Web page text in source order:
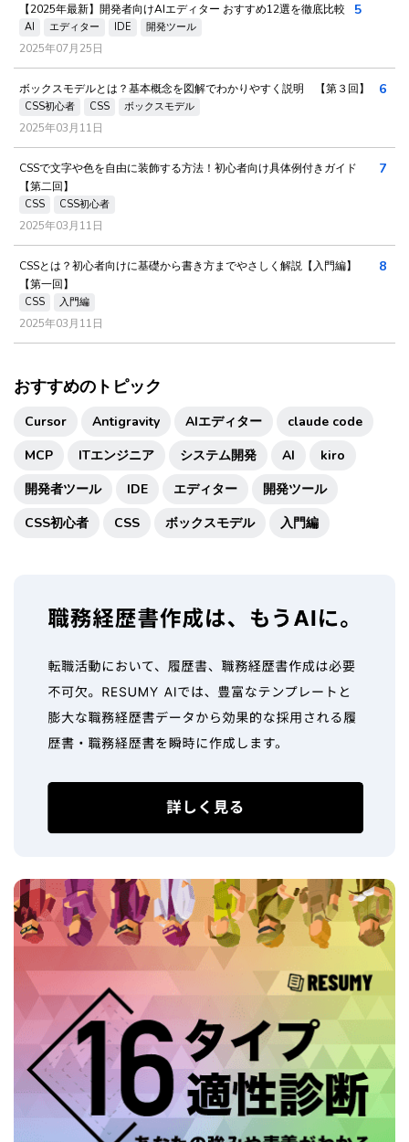
【2025年最新】開発者向けAIエディター おすすめ12選を徹底比較
AI エディター IDE 開発ツール
2025年07月25日
5
ボックスモデルとは？基本概念を図解でわかりやすく説明 【第３回】
CSS初心者 CSS ボックスモデル
2025年03月11日
6
CSSで文字や色を自由に装飾する方法！初心者向け具体例付きガイド
【第二回】
CSS CSS初心者
2025年03月11日
7
CSSとは？初心者向けに基礎から書き方までやさしく解説【入門編】
【第一回】
CSS 入門編
2025年03月11日
8
おすすめのトピック
Cursor Antigravity AIエディター
claude code
MCP
ITエンジニア システム開発 AI
kiro
開発者ツール
IDE エディター
開発ツール
CSS初心者
CSS ボックスモデル 入門編